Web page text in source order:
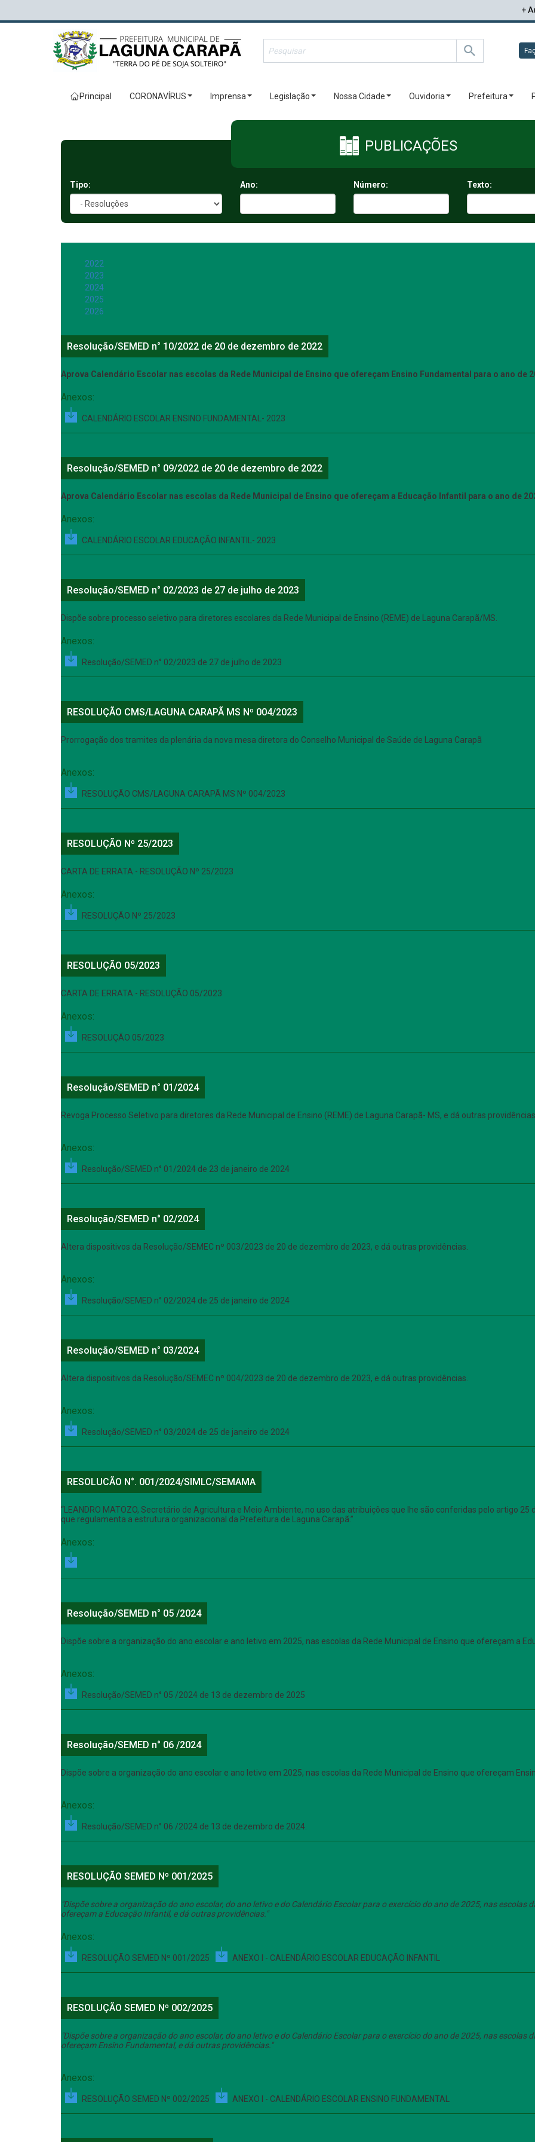
+
Principal CORONAVÍRUS Imprensa Legislação Nossa Cidade Ouvidoria Prefeitura
PUBLICAÇÕES
Tipo: Ano: Número: Texto:
2022
2023
2024
2025
2026
Resolução/SEMED n° 10/2022 de 20 de dezembro de 2022
Aprova Calendário Escolar nas escolas da Rede Municipal de Ensino que ofereçam Ensino Fundamental para o ano de
Anexos:
CALENDÁRIO ESCOLAR ENSINO FUNDAMENTAL- 2023
Resolução/SEMED n° 09/2022 de 20 de dezembro de 2022
Aprova Calendário Escolar nas escolas da Rede Municipal de Ensino que ofereçam a Educação Infantil para o ano de
Anexos:
CALENDÁRIO ESCOLAR EDUCAÇÃO INFANTIL- 2023
Resolução/SEMED n° 02/2023 de 27 de julho de 2023
Dispõe sobre processo seletivo para diretores escolares da Rede Municipal de Ensino (REME) de Laguna Carapã/MS.
Anexos:
Resolução/SEMED n° 02/2023 de 27 de julho de 2023
RESOLUÇÃO CMS/LAGUNA CARAPÃ MS Nº 004/2023
Prorrogação dos tramites da plenária da nova mesa diretora do Conselho Municipal de Saúde de Laguna Carapã
Anexos:
RESOLUÇÃO CMS/LAGUNA CARAPÃ MS Nº 004/2023
RESOLUÇÃO Nº 25/2023
CARTA DE ERRATA - RESOLUÇÃO Nº 25/2023
Anexos:
RESOLUÇÃO Nº 25/2023
RESOLUÇÃO 05/2023
CARTA DE ERRATA - RESOLUÇÃO 05/2023
Anexos:
RESOLUÇÃO 05/2023
Resolução/SEMED n° 01/2024
Revoga Processo Seletivo para diretores da Rede Municipal de Ensino (REME) de Laguna Carapã- MS, e dá outras
Anexos:
Resolução/SEMED n° 01/2024 de 23 de janeiro de 2024
Resolução/SEMED n° 02/2024
Altera dispositivos da Resolução/SEMEC nº 003/2023 de 20 de dezembro de 2023, e dá outras providências.
Anexos:
Resolução/SEMED n° 02/2024 de 25 de janeiro de 2024
Resolução/SEMED n° 03/2024
Altera dispositivos da Resolução/SEMEC nº 004/2023 de 20 de dezembro de 2023, e dá outras providências.
Anexos:
Resolução/SEMED n° 03/2024 de 25 de janeiro de 2024
RESOLUCÃO N°. 001/2024/SIMLC/SEMAMA
“LEANDRO MATOZO, Secretário de Agricultura e Meio Ambiente, no uso das atribuições que lhe são conferidas pelo artigo
que regulamenta a estrutura organizacional da Prefeitura de Laguna Carapã.”
Anexos:
Resolução/SEMED n° 05 /2024
Dispõe sobre a organização do ano escolar e ano letivo em 2025, nas escolas da Rede Municipal de Ensino que ofereçam a
Anexos:
Resolução/SEMED n° 05 /2024 de 13 de dezembro de 2025
Resolução/SEMED n° 06 /2024
Dispõe sobre a organização do ano escolar e ano letivo em 2025, nas escolas da Rede Municipal de Ensino que ofereçam
Anexos:
Resolução/SEMED n° 06 /2024 de 13 de dezembro de 2024.
RESOLUÇÃO SEMED Nº 001/2025
"Dispõe sobre a organização do ano escolar, do ano letivo e do Calendário Escolar para o exercício do ano de 2025, nas escolas
ofereçam a Educação Infantil, e dá outras providências."
Anexos:
RESOLUÇÃO SEMED Nº 001/2025 ANEXO I - CALENDÁRIO ESCOLAR EDUCAÇÃO INFANTIL
RESOLUÇÃO SEMED Nº 002/2025
"Dispõe sobre a organização do ano escolar, do ano letivo e do Calendário Escolar para o exercício do ano de 2025, nas escolas
ofereçam Ensino Fundamental, e dá outras providências."
Anexos:
RESOLUÇÃO SEMED Nº 002/2025 ANEXO I - CALENDÁRIO ESCOLAR ENSINO FUNDAMENTAL